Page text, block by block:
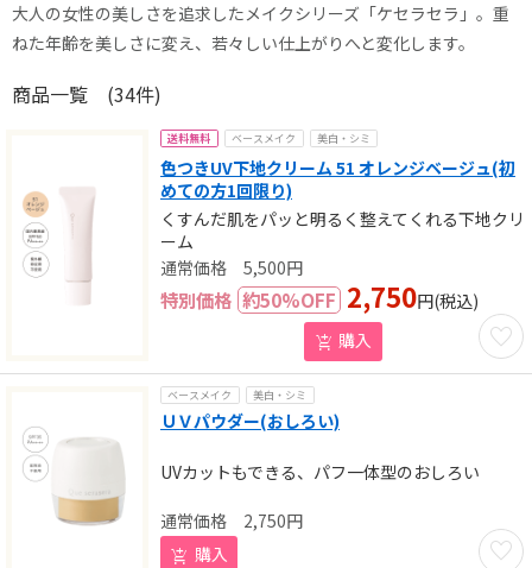
大人の女性の美しさを追求したメイクシリーズ「ケセラセラ」。 重
ねた年齢を美しさに変え、若々しい仕上がりへと変化します。
商品一覧 (34件)
送料無料 ベースメイク 美白・シミ
色つきUV下地クリーム 51 オレンジベージュ(初
めての方1回限り)
くすんだ肌をパッと明るく整えてくれる下地クリ
ーム
お気
5,500円
特別価格 約50%OFF 2,750円(税込)
購入
ベースメイク 美白・シミ
ＵＶパウダー(おしろい)
UVカットもできる、パフ一体型のおしろい
お気
2,750円
購入